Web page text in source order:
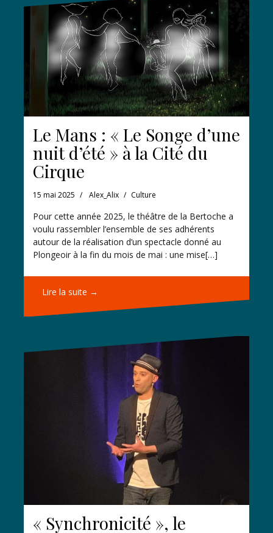
Le Mans : « Le Songe d’une
nuit d’été » à la Cité du
Cirque
15 mai 2025 Alex_Alix Culture
Pour cette année 2025, le théâtre de la Bertoche a
voulu rassembler l’ensemble de ses adhérents
autour de la réalisation d’un spectacle donné au
Plongeoir à la fin du mois de mai : une mise[…]
Lire la suite →
« Synchronicité », le